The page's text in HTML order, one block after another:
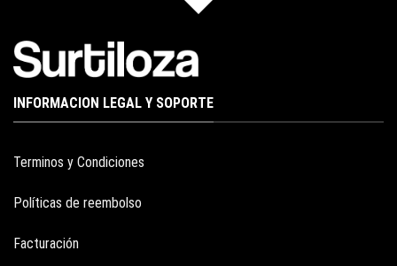
INFORMACION LEGAL Y SOPORTE
Terminos y Condiciones
Políticas de reembolso
Facturación